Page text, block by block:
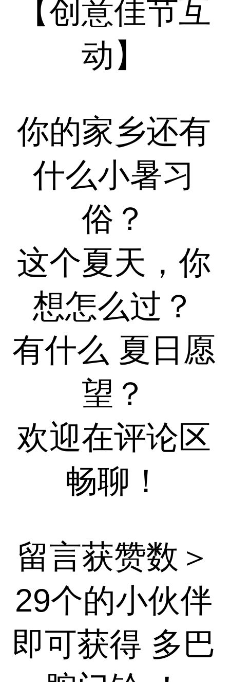
【创意佳节互
动】
你的家乡还有
什么小暑习
俗？
这个夏天，你
想怎么过？
有什么 夏日愿
望？
欢迎在评论区
畅聊！
留言获赞数＞
29个的小伙伴
即可获得 多巴